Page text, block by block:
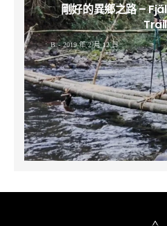
剛好的異鄉之路 –
Trail
B 2019 年 2 月 12 日